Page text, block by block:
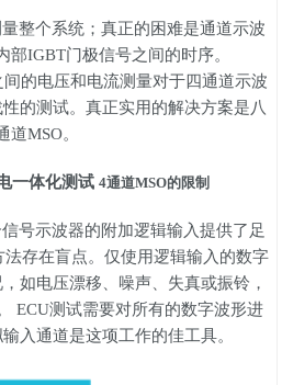
整个系统；真正的困难是通道示波
部IGBT门极信号之间的时序。
的电压和电流测量对于四通道示波
的测试。真正实用的解决方案是八
道MSO。
一体化测试 4通道MSO的限制
号示波器的附加逻辑输入提供了足
存在盲点。仅使用逻辑输入的数字
如电压漂移、噪声、失真或振铃，
ECU测试需要对所有的数字波形进
入通道是这项工作的佳工具。